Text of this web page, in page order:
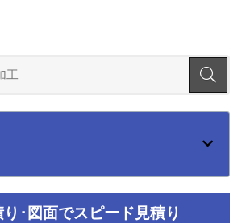
･図面でスピード見積り